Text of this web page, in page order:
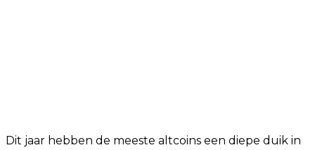
Dit jaar hebben de meeste altcoins een diepe duik in